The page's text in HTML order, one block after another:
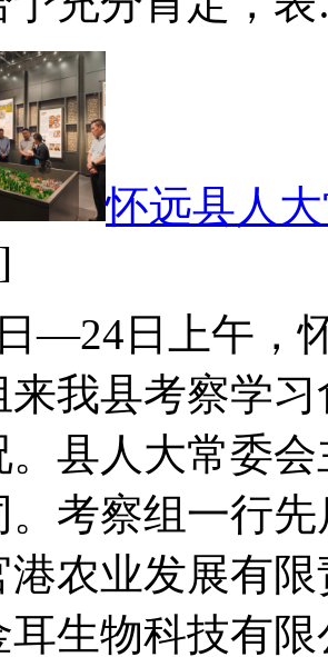
怀远县人
—24日上午，
来我县考察学
。县人大常委
。考察组一行
港农业发展有
耳生物科技有